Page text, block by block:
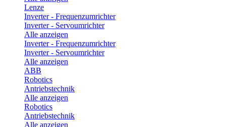
Lenze
Inverter - Frequenzumrichter
Inverter - Servoumrichter
Alle anzeigen
Inverter - Frequenzumrichter
Inverter - Servoumrichter
Alle anzeigen
ABB
Robotics
Antriebstechnik
Alle anzeigen
Robotics
Antriebstechnik
Alle anzeigen